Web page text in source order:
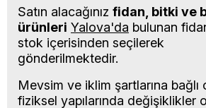
Satın alacağınız fidan, bitki ve
ürünleri Yalova'da bulunan
stok içerisinden seçilerek
Mevsim ve iklim şartlarına bağlı
fiziksel yapılarında değişiklikler